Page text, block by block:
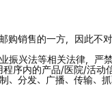
购销售的一方，因此不
振兴法等相关法律，严
序内的产品/医院/活动
、分发、广播、传输、抓